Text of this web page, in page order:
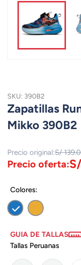
SKU: 390B2
Zapatillas
Mikko 390B2
Precio original:S/
Precio oferta:
Colores:
GUIA DE TALLAS
Tallas Peruanas